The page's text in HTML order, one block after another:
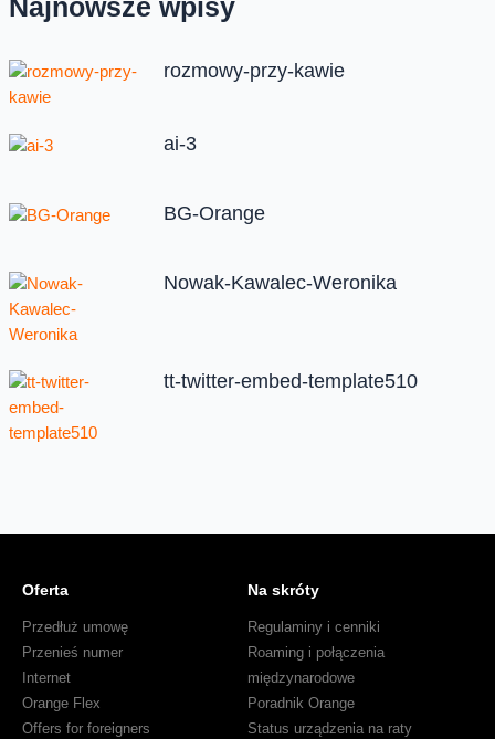
Najnowsze wpisy
rozmowy-przy-kawie
ai-3
BG-Orange
Nowak-Kawalec-Weronika
tt-twitter-embed-template510
Oferta
Przedłuż umowę
Przenieś numer
Internet
Orange Flex
Offers for foreigners
Na skróty
Regulaminy i cenniki
Roaming i połączenia
międzynarodowe
Poradnik Orange
Status urządzenia na raty